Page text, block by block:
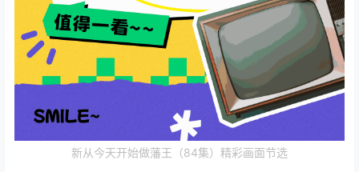
新从今天开始做藩王（84集）精彩画面节选